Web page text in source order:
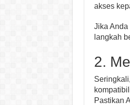
akses
Jika
langkah
2.
Pastikan